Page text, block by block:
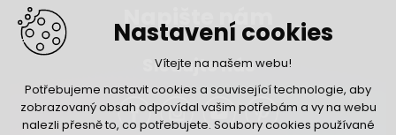
Napište nám
Sledujte nás
Nastavení cookies
Vítejte na našem webu!
Potřebujeme nastavit cookies a související technologie, aby
zobrazovaný obsah odpovídal vašim potřebám a vy na webu
nalezli přesně to, co potřebujete. Soubory cookies používané